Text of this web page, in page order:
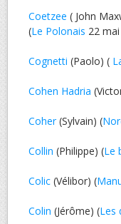
Coetzee ( John
(Le Polonais 22
Cognetti (Paolo) (
Cohen Hadria
Coher(Sylvain) (
Collin (Philippe) (Le
Colic (Vélibor) (
Colin (Jérôme) (Les